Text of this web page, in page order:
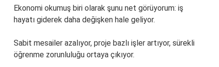
Ekonomi okumuş biri olarak şunu net görüyorum: iş
hayatı giderek daha değişken hale geliyor.
Sabit mesailer azalıyor, proje bazlı işler artıyor, sürekli
öğrenme zorunluluğu ortaya çıkıyor.